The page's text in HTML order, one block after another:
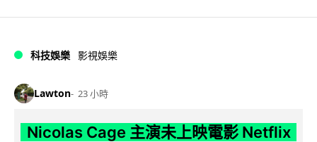
科技娛樂 影視娛樂
Lawton 23 小時
Nicolas Cage 主演未上映電影 Netflix